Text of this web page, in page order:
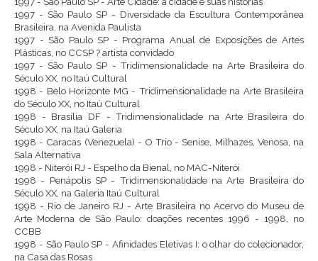
1997 - São Paulo SP - Diversidade da Escultura Contemporânea
Brasileira, na Avenida Paulista
1997 - São Paulo SP - Programa Anual de Exposições de Artes
Plásticas, no CCSP ? artista convidado
1997 - São Paulo SP - Tridimensionalidade na Arte Brasileira do
Século XX, no Itaú Cultural
1998 - Belo Horizonte MG - Tridimensionalidade na Arte Brasileira
do Século XX, no Itaú Cultural
1998 - Brasília DF - Tridimensionalidade na Arte Brasileira do
Século XX, na Itaú Galeria
1998 - Caracas (Venezuela) - O Trio - Senise, Milhazes, Venosa, na
Sala Alternativa
1998 - Niterói RJ - Espelho da Bienal, no MAC-Niterói
1998 - Penápolis SP - Tridimensionalidade na Arte Brasileira do
Século XX, na Galeria Itaú Cultural
1998 - Rio de Janeiro RJ - Arte Brasileira no Acervo do Museu de
Arte Moderna de São Paulo: doações recentes 1996 - 1998, no
CCBB
1998 - São Paulo SP - Afinidades Eletivas I: o olhar do colecionador,
na Casa das Rosas